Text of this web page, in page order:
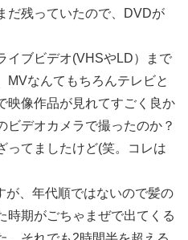
だ残っていたので、DVDが
イブビデオ(VHSやLD）まで
MVなんてもちろんテレビと
映像作品が見れてすごく良か
ビデオカメラで撮ったのか？
ってましたけど(笑。コレは
が、年代順ではないので髪の
時期がごちゃまぜで出てくる